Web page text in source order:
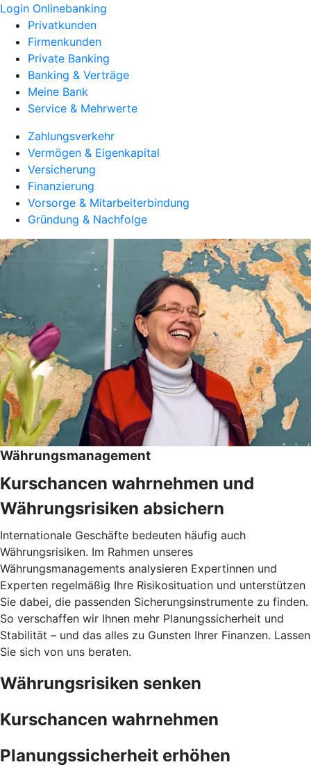
Login Onlinebanking
Privatkunden
Firmenkunden
Private Banking
Banking & Verträge
Meine Bank
Service & Mehrwerte
Zahlungsverkehr
Vermögen & Eigenkapital
Versicherung
Finanzierung
Vorsorge & Mitarbeiterbindung
Gründung & Nachfolge
Währungsmanagement
Kurschancen wahrnehmen und
Währungsrisiken absichern
Internationale Geschäfte bedeuten häufig auch
Währungsrisiken. Im Rahmen unseres
Währungsmanagements analysieren Expertinnen und
Experten regelmäßig Ihre Risikosituation und unterstützen
Sie dabei, die passenden Sicherungsinstrumente zu finden.
So verschaffen wir Ihnen mehr Planungssicherheit und
Stabilität – und das alles zu Gunsten Ihrer Finanzen. Lassen
Sie sich von uns beraten.
Währungsrisiken senken
Kurschancen wahrnehmen
Planungssicherheit erhöhen